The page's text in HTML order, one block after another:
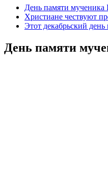
День памяти мученика
Христиане чествуют
Этот декабрьский
День памяти